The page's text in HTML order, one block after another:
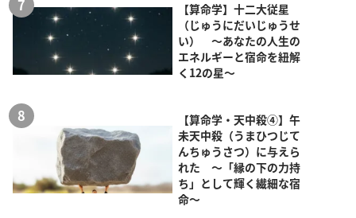
【算命学】十二大従星
（じゅうにだいじゅうせ
い） ～あなたの人生の
エネルギーと宿命を紐解
く12の星～
【算命学・天中殺④】午
未天中殺（うまひつじて
んちゅうさつ）に与えら
れた ～「縁の下の力持
ち」として輝く繊細な宿
命～